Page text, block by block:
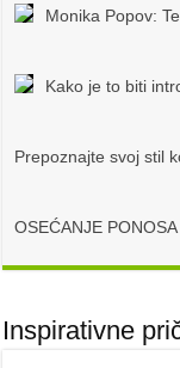
Monika Popov:
Kako je to biti
Prepoznajte svoj stil
OSEĆANJE
Inspirativne